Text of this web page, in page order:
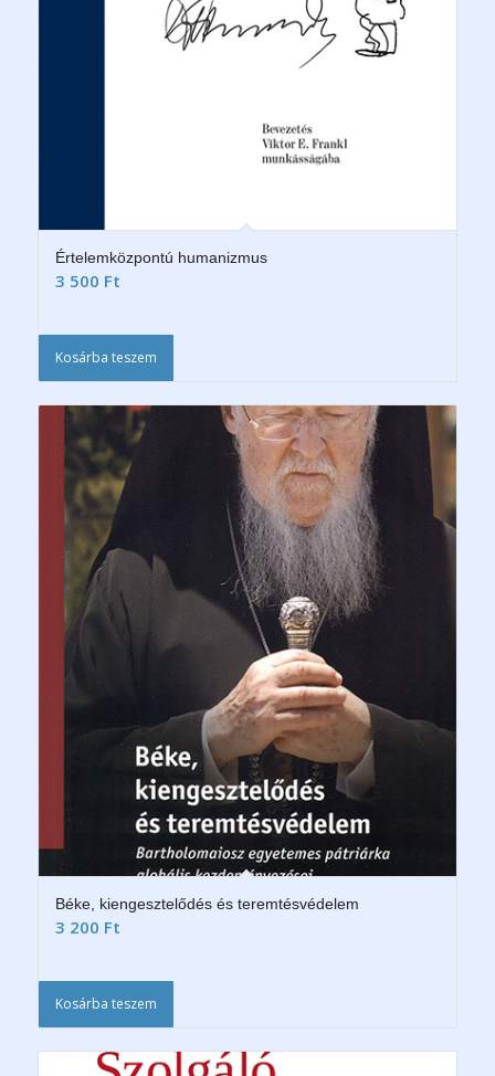
Értelemközpontú humanizmus
3 500 Ft
Kosárba teszem
Béke, kiengesztelődés és teremtésvédelem
3 200 Ft
Kosárba teszem